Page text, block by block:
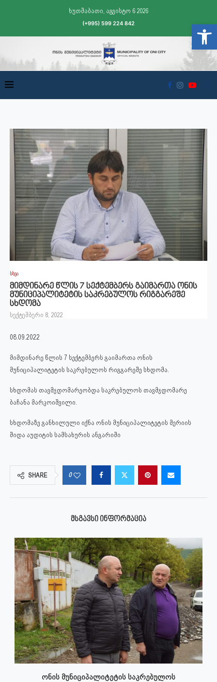
ხუთშაბათი, აგვისტო 6 2026
(+995) 599 224 842
სხვა
მიმდინარე წლის 7 სექტემბერს გაიმართა ონის
მუნიციპალიტეტის საკრებულოს რიგგარეშე
სხდომა
სექტემბერი 8, 2022
08.09.2022
მიმდინარე წლის 7 სექტემბერს გაიმართა ონის
მუნიციპალიტეტის საკრებულოს რიგგარეშე სხდომა.
სხდომას თავმჯდომარეობდა საკრებულოს თავმჯდომარე
ბაჩანა მარკოიშვილი.
სხდომაზე განხილული იქნა ონის მუნიციპალიტეტის მერიის
შიდა აუდიტის სამსახურის ანგარიში
SHARE 0
ᲛᲡᲒᲐᲕᲡᲘ ᲘᲜᲤᲝᲠᲛᲐᲪᲘᲐ
ონის მუნიციპალიტეტის საკრებულოს